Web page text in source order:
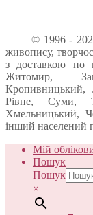
© 1996 - 2026
живопису,
з доставкою по
Житомир,
Кропивницький,
Рівне, Суми,
Хмельницький,
інший населений
Мій
Пошук
Пошук
×